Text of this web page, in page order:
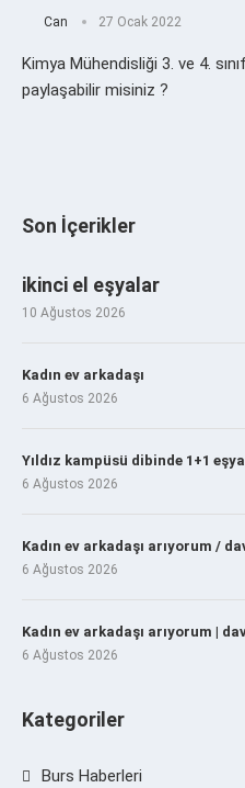
Can 27 Ocak 2022
Kimya Mühendisliği 3. ve 4.
paylaşabilir misiniz ?
Son İçerikler
ikinci el eşyalar
10 Ağustos 2026
Kadın ev arkadaşı
6 Ağustos 2026
Yıldız kampüsü dibinde 1+1
6 Ağustos 2026
Kadın ev arkadaşı arıyorum /
6 Ağustos 2026
Kadın ev arkadaşı arıyorum |
6 Ağustos 2026
Kategoriler
Burs Haberleri